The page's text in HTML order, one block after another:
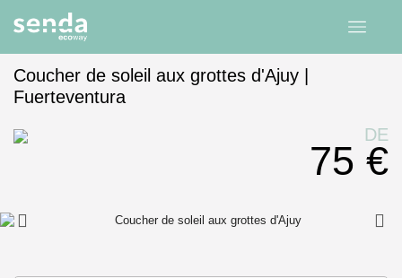
Accueil expériences
Coucher de soleil aux grottes d'Ajuy |
Fuerteventura
DE
75 €